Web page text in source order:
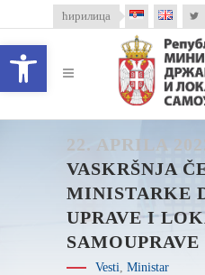
Open toolbar
ћирилица
22. APRILA
VASKRŠNJA
MINISTARKE
UPRAVE I
SAMOUPRAVE
Vesti, Ministar